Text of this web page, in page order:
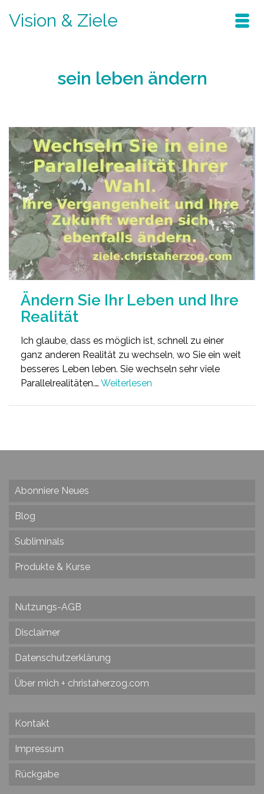
Vision & Ziele
sein leben ändern
Ändern Sie Ihr Leben und Ihre
Realität
Ich glaube, dass es möglich ist, schnell zu einer
ganz anderen Realität zu wechseln, wo Sie ein weit
besseres Leben leben. Sie wechseln sehr viele
Parallelrealitäten.… Weiterlesen
Abonniere Neues
Blog
Subliminals
Produkte & Kurse
Nutzungs-AGB
Disclaimer
Datenschutzerklärung
Über mich + christaherzog.com
Kontakt
Impressum
Rückgabe